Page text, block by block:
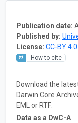
Publication date:
Published by:
License: CC-BY 4.0
How to cite
Download the
Darwin Core
EML or RTF:
Data as a DwC-A